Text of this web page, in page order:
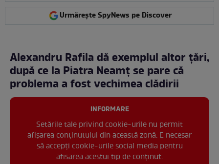
Urmărește SpyNews pe Discover
Alexandru Rafila dă exemplul altor țări,
după ce la Piatra Neamț se pare că
problema a fost vechimea clădirii
INFORMARE
Setările tale privind cookie-urile nu permit
afișarea conținutului din această zonă. E necesar
să accepți cookie-urile social media pentru
afisarea acestui tip de conținut.